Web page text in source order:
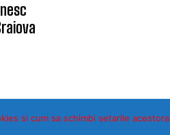
si cum sa schimbi setarile acestora